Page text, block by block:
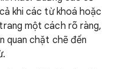
khi các từ khoá hoặc
một cách rõ ràng,
quan chặt chẽ đến